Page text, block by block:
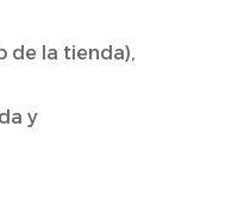
de la tienda),
y